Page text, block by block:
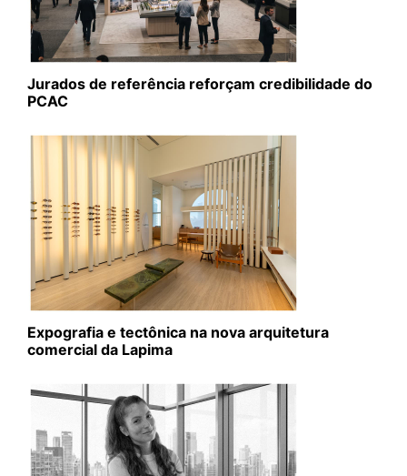
Jurados de referência reforçam credibilidade do
PCAC
Expografia e tectônica na nova arquitetura
comercial da Lapima